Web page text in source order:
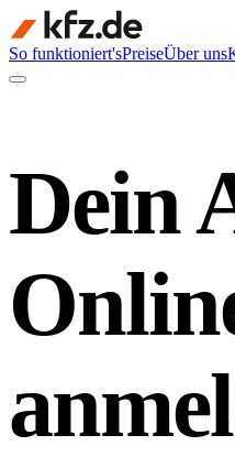
So funktioniert'sPreiseÜber uns
Dein